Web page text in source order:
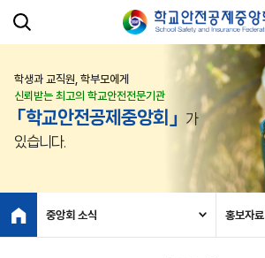
학생과 교직원, 학부모에게
신뢰받는 최고의 학교안전전문기관
「학교안전공제중앙회」
가
있습니다.
중앙회 소식 홍보자료